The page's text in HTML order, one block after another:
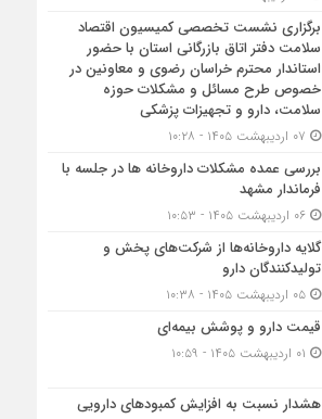
برگزاری نشست تخصصی کمیسیون اقتصاد
سلامت دفتر اتاق بازرگانی استان با حضور
استاندار محترم خراسان رضوی و معاونین در
خصوص طرح مسائل و مشکلات حوزه
سلامت، دارو و تجهیزات پزشکی
بررسی عمده مشکلات داروخانه ها در جلسه با
فرماندار مشهد
۰۶ اردیبهشت ۱۴۰۵ - ۱۰:۵۳
گلایه داروخانه‌ها از شرکت‌های پخش و
تولیدکنندگان دارو
۰۵ اردیبهشت ۱۴۰۵ - ۱۰:۳۸
قیمت دارو و پوشش بیمه‌ای
هشدار نسبت به افزایش کمبودهای دارویی